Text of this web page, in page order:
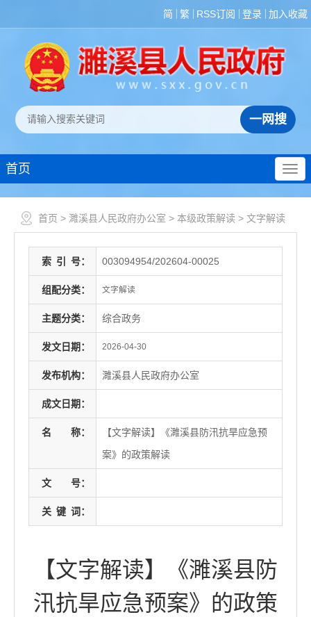
简 繁 RSS订阅 登录 加入收藏
首页
首页 > 濉溪县人民政府办公室 > 本级政策解读 > 文字解读
索 引 号： 003094954/202604-00025
组配分类： 文字解读
主题分类： 综合政务
发文日期： 2026-04-30
发布机构： 濉溪县人民政府办公室
成文日期：
名 称：
【文字解读】《濉溪县防汛抗旱应急预
案》的政策解读
文 号：
关 键 词：
【文字解读】《濉溪县防
汛抗旱应急预案》的政策